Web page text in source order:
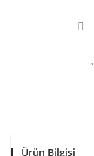
Ürün Bilgisi